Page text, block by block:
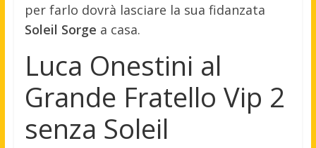
per farlo dovrà lasciare la sua fidanzata
Soleil Sorge a casa.
Luca Onestini al
Grande Fratello Vip 2
senza Soleil